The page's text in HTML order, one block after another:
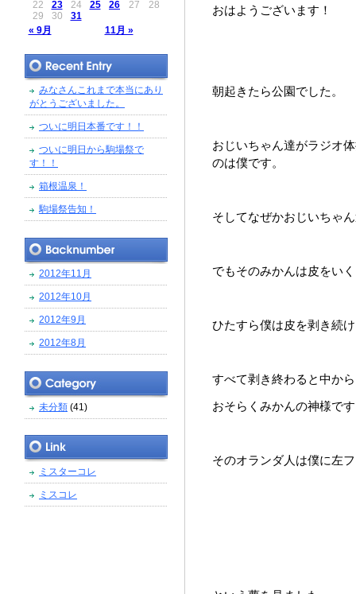
おはようございます！
朝起きたら公園でした。
おじいちゃん達がラジオ
のは僕です。
そしてなぜかおじいちゃ
でもそのみかんは皮をい
ひたすら僕は皮を剥き続
すべて剥き終わると中か
おそらくみかんの神様で
そのオランダ人は僕に左
« 9月 11月 »
22
23 24 25 26 27
28
29
30 31
みなさんこれまで本当にあり
がとうございました。
ついに明日本番です！！
ついに明日から駒場祭で
す！！
箱根温泉！
駒場祭告知！
2012年11月
2012年10月
2012年9月
2012年8月
未分類 (41)
ミスターコレ
ミスコレ